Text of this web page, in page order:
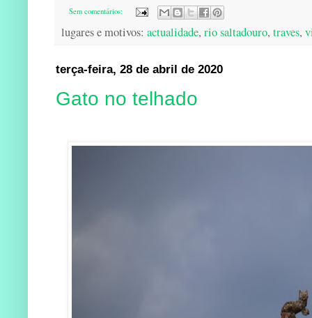
Sem comentários:
lugares e motivos: actualidade, rio saltadouro, traves,
terça-feira, 28 de abril de 2020
Gato no telhado